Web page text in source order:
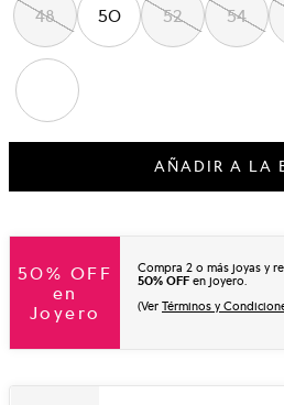
48 50 52 54
AÑADIR A LA
50% OFF
en
Joyero
Compra 2 o más joyas y
50% OFF en joyero.
(Ver Términos y